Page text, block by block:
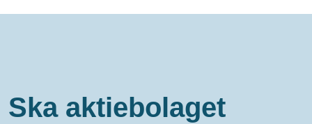
Ska aktiebolaget